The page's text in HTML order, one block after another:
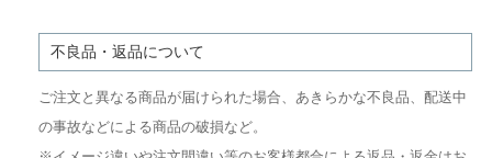
不良品・返品について
ご注文と異なる商品が届けられた場合、あきらかな不良品、配送中
の事故などによる商品の破損など。